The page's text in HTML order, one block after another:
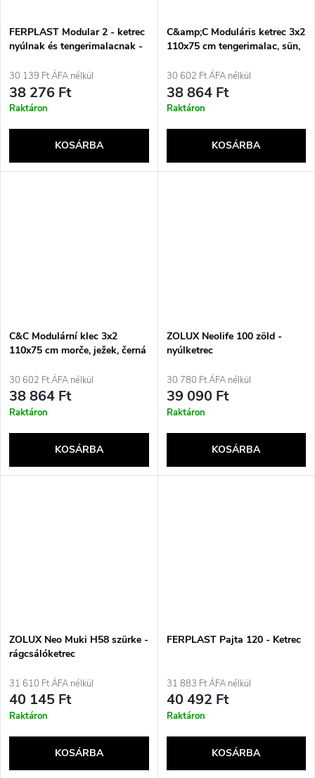
FERPLAST Modular 2 - ketrec
nyúlnak és tengerimalacnak -
30 139 Ft ÁFA nélkül
38 276 Ft
Raktáron
KOSÁRBA
C&amp;C Moduláris ketrec 3x2
110x75 cm tengerimalac, sün,
30 602 Ft ÁFA nélkül
38 864 Ft
Raktáron
KOSÁRBA
C&C Modulární klec 3x2
110x75 cm morče, ježek, černá
30 602 Ft ÁFA nélkül
38 864 Ft
Raktáron
KOSÁRBA
ZOLUX Neolife 100 zöld -
nyúlketrec
30 780 Ft ÁFA nélkül
39 090 Ft
Raktáron
KOSÁRBA
ZOLUX Neo Muki H58 szürke -
rágcsálóketrec
31 610 Ft ÁFA nélkül
40 145 Ft
Raktáron
KOSÁRBA
FERPLAST Pajta 120 - Ketrec
31 883 Ft ÁFA nélkül
40 492 Ft
Raktáron
KOSÁRBA